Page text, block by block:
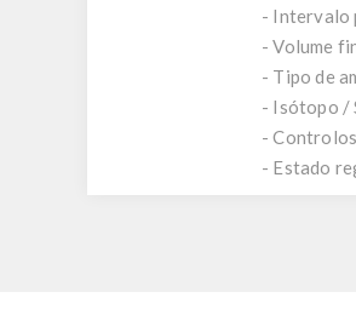
- Intervalo
- Volume
- Tipo de
- Isótopo /
-
- Estado